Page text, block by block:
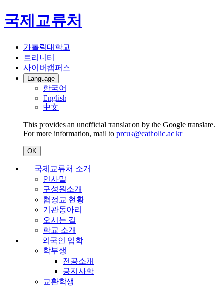
국제교류처
가톨릭대학교
트리니티
사이버캠퍼스
Language
한국어
English
中文
This provides an unofficial translation by the Google translate.
For more information, mail to prcuk@catholic.ac.kr
OK
국제교류처 소개
인사말
구성원소개
협정교 현황
기관동아리
오시는 길
학교 소개
외국인 입학
학부생
전공소개
공지사항
교환학생